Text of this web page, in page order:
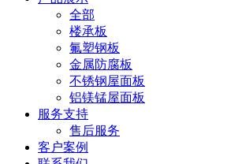
全部
楼承板
氟塑钢板
金属防腐板
不锈钢屋面板
铝镁锰屋面板
服务支持
售后服务
客户案例